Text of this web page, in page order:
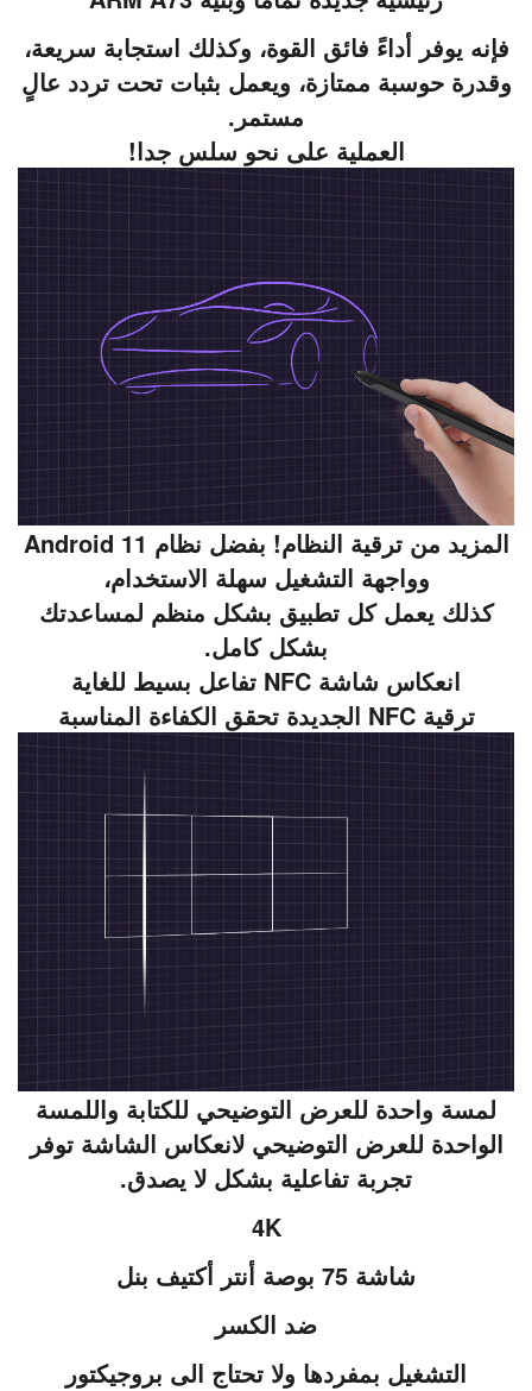
فإنه يوفر أداءً فائق القوة، وكذلك استجابة سريعة،
وقدرة حوسبة ممتازة، ويعمل بثبات تحت تردد عالٍ
مستمر.
العملية على نحو سلس جدا!
المزيد من ترقية النظام! بفضل نظام Android 11
وواجهة التشغيل سهلة الاستخدام،
كذلك يعمل كل تطبيق بشكل منظم لمساعدتك
بشكل كامل.
انعكاس شاشة NFC تفاعل بسيط للغاية
ترقية NFC الجديدة تحقق الكفاءة المناسبة
لمسة واحدة للعرض التوضيحي للكتابة واللمسة
الواحدة للعرض التوضيحي لانعكاس الشاشة توفر
تجربة تفاعلية بشكل لا يصدق.
4K
شاشة 75 بوصة أنتر أكتيف بنل
ضد الكسر
التشغيل بمفردها ولا تحتاج الى بروجيكتور